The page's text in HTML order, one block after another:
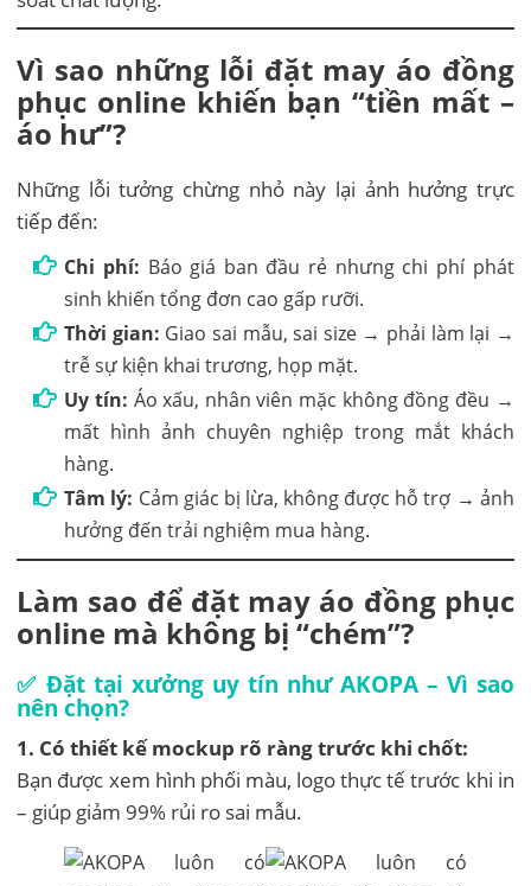
Vì sao những lỗi đặt may áo đồng
phục online khiến bạn “tiền mất –
áo hư”?
Những lỗi tưởng chừng nhỏ này lại ảnh hưởng trực
tiếp đến:
Chi phí: Báo giá ban đầu rẻ nhưng chi phí phát
sinh khiến tổng đơn cao gấp rưỡi.
Thời gian: Giao sai mẫu, sai size → phải làm lại →
trễ sự kiện khai trương, họp mặt.
Uy tín: Áo xấu, nhân viên mặc không đồng đều →
mất hình ảnh chuyên nghiệp trong mắt khách
hàng.
Tâm lý: Cảm giác bị lừa, không được hỗ trợ → ảnh
hưởng đến trải nghiệm mua hàng.
Làm sao để đặt may áo đồng phục
online mà không bị “chém”?
✅ Đặt tại xưởng uy tín như AKOPA – Vì sao
nên chọn?
1. Có thiết kế mockup rõ ràng trước khi chốt:
Bạn được xem hình phối màu, logo thực tế trước khi in
– giúp giảm 99% rủi ro sai mẫu.